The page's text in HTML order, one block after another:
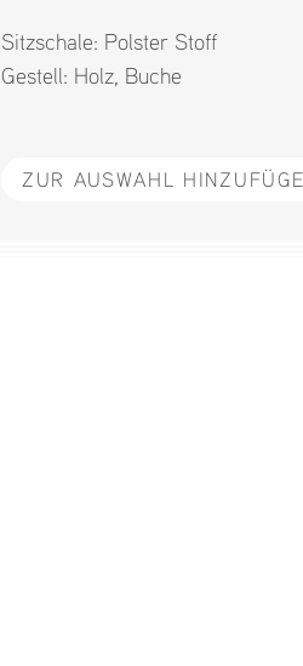
Sitzschale: Polster Stoff
Gestell: Holz Buche